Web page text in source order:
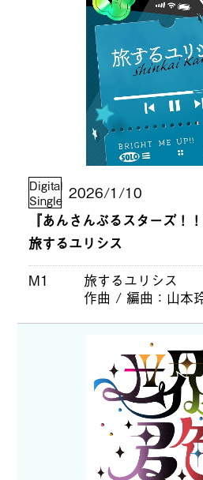
Digital
Single 2026/1/10
『あんさんぶるスターズ！
旅するユリシス
M1
旅するユリシス
作曲 / 編曲
山本